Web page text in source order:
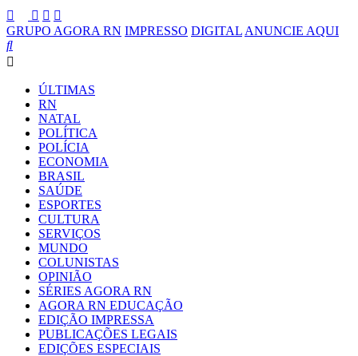
GRUPO AGORA RN IMPRESSO DIGITAL ANUNCIE AQUI
ÚLTIMAS
RN
NATAL
POLÍTICA
POLÍCIA
ECONOMIA
BRASIL
SAÚDE
ESPORTES
CULTURA
SERVIÇOS
MUNDO
COLUNISTAS
OPINIÃO
SÉRIES AGORA RN
AGORA RN EDUCAÇÃO
EDIÇÃO IMPRESSA
PUBLICAÇÕES LEGAIS
EDIÇÕES ESPECIAIS